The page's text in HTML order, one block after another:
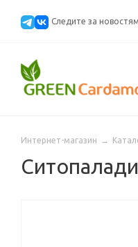
Следите за
Интернет-магазин →